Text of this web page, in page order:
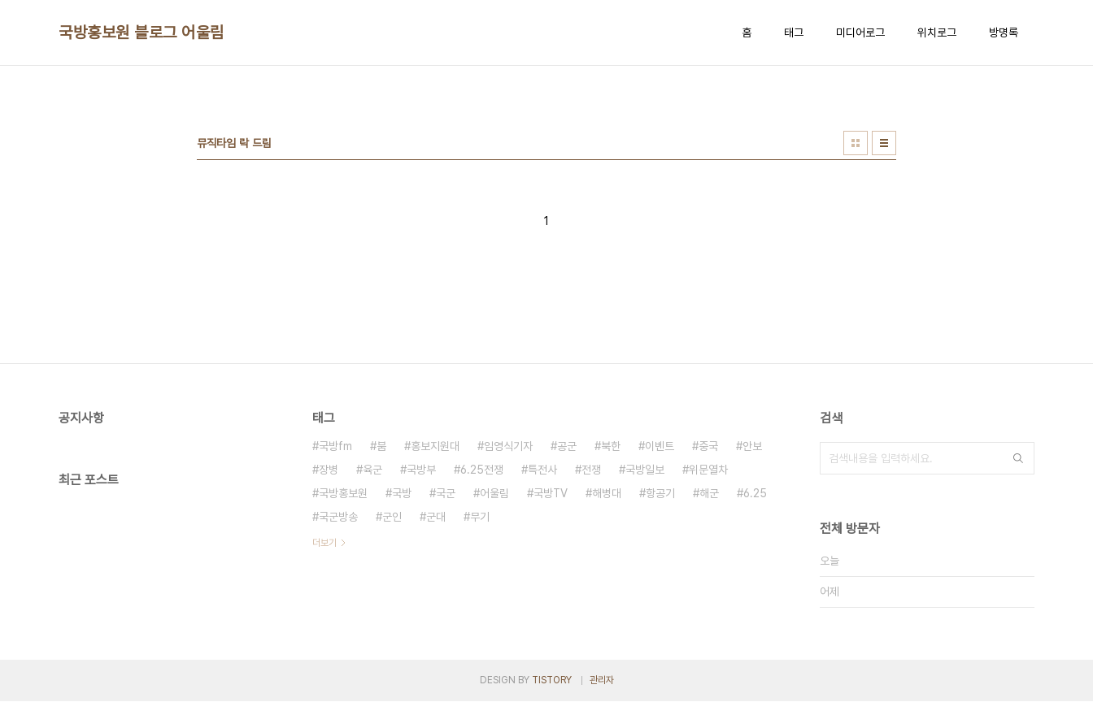
국방홍보원 블로그 어울림 홈 태그 미디어로그 위치로그 방명록
뮤직타임 락 드림
1
공지사항
최근 포스트
태그
국방fm 붐 홍보지원대 임영식기자 공군 북한 이벤트 중국
안보
장병
육군 국방부 6.25전쟁 특전사 전쟁 국방일보
위문열차
국방홍보원
국방 국군 어울림 국방TV 해병대 항공기 해군
6.25
국군방송
군인 군대 무기
더보기
검색
전체 방문자
오늘
어제
DESIGN BY TISTORY 관리자